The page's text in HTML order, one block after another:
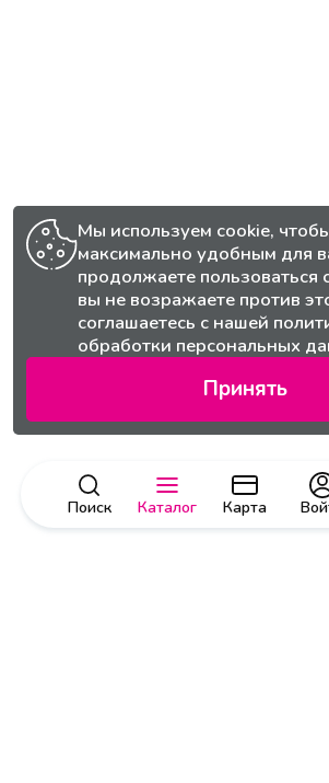
Поиск Каталог Карта
Мы используем cookie,
максимально удобным для
продолжаете пользоваться
вы не возражаете против
соглашаетесь с нашей
обработки персональных
Принять